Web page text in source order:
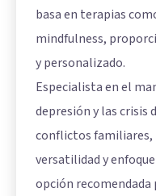
basa en terapias
mindfulness,
y personalizado.
Especialista en el
depresión y las
conflictos familiares,
versatilidad y
opción recomendada